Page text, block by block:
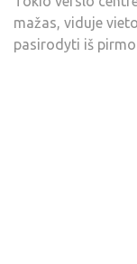
mažas, viduje
pasirodyti iš